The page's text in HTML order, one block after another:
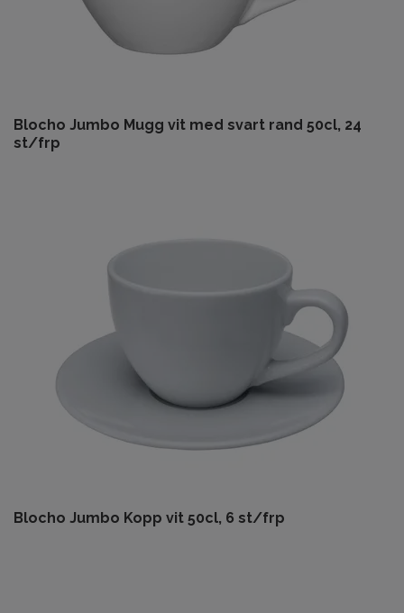
Blocho Jumbo Mugg vit med svart rand 50cl, 24
st/frp
Blocho Jumbo Kopp vit 50cl, 6 st/frp